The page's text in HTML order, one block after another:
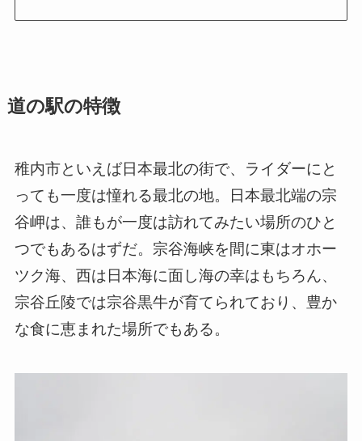
道の駅の特徴
稚内市といえば日本最北の街で、ライダーにと
っても一度は憧れる最北の地。日本最北端の宗
谷岬は、誰もが一度は訪れてみたい場所のひと
つでもあるはずだ。宗谷海峡を間に東はオホー
ツク海、西は日本海に面し海の幸はもちろん、
宗谷丘陵では宗谷黒牛が育てられており、豊か
な食に恵まれた場所でもある。